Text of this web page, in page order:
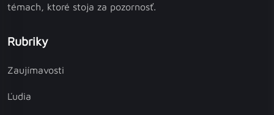
témach, ktoré stoja za pozornosť.
Rubriky
Zaujímavosti
Ľudia